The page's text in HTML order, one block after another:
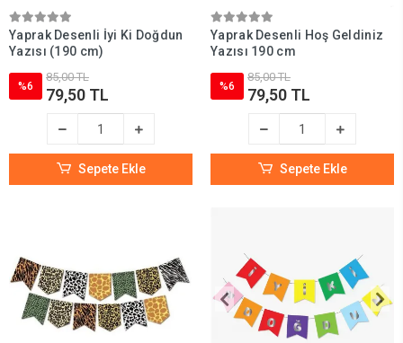
Yaprak Desenli İyi Ki Doğdun
Yazısı (190 cm)
%6
85,00 TL
79,50 TL
Sepete Ekle
Yaprak Desenli Hoş Geldiniz
Yazısı 190 cm
%6
85,00 TL
79,50 TL
Sepete Ekle